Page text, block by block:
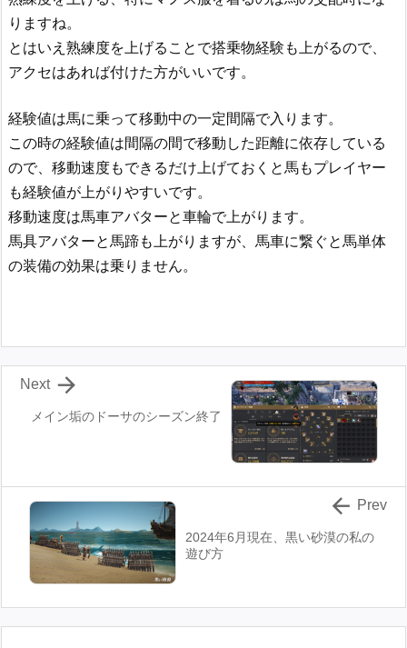
りますね。
とはいえ熟練度を上げることで搭乗物経験も上がるので、
アクセはあれば付けた方がいいです。
経験値は馬に乗って移動中の一定間隔で入ります。
この時の経験値は間隔の間で移動した距離に依存している
ので、移動速度もできるだけ上げておくと馬もプレイヤー
も経験値が上がりやすいです。
移動速度は馬車アバターと車輪で上がります。
馬具アバターと馬蹄も上がりますが、馬車に繋ぐと馬単体
の装備の効果は乗りません。
メイン垢のドーサのシーズン終了

Next
2024年6月現在、黒い砂漠の私の
遊び方
 Prev